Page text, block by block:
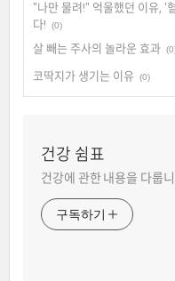
"나만 물려!" 억울했던 이유, '
다!
(0)
살 빼는 주사의 놀라운 효과
코딱지가 생기는 이유 (0)
건강 쉼표
건강에 관한 내용을 다룹
구독하기